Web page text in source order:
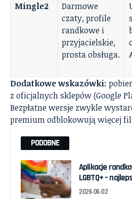
Mingle2
Darmowe
czaty, profile
randkowe i
przyjacielskie,
prosta obsługa.
Dodatkowe wskazówki:
z oficjalnych sklepów (Google
Bezpłatne wersje zwykle
premium odblokowują więcej
PODOBNE
Aplikacje
LGBTQ+ –
2026-06-02